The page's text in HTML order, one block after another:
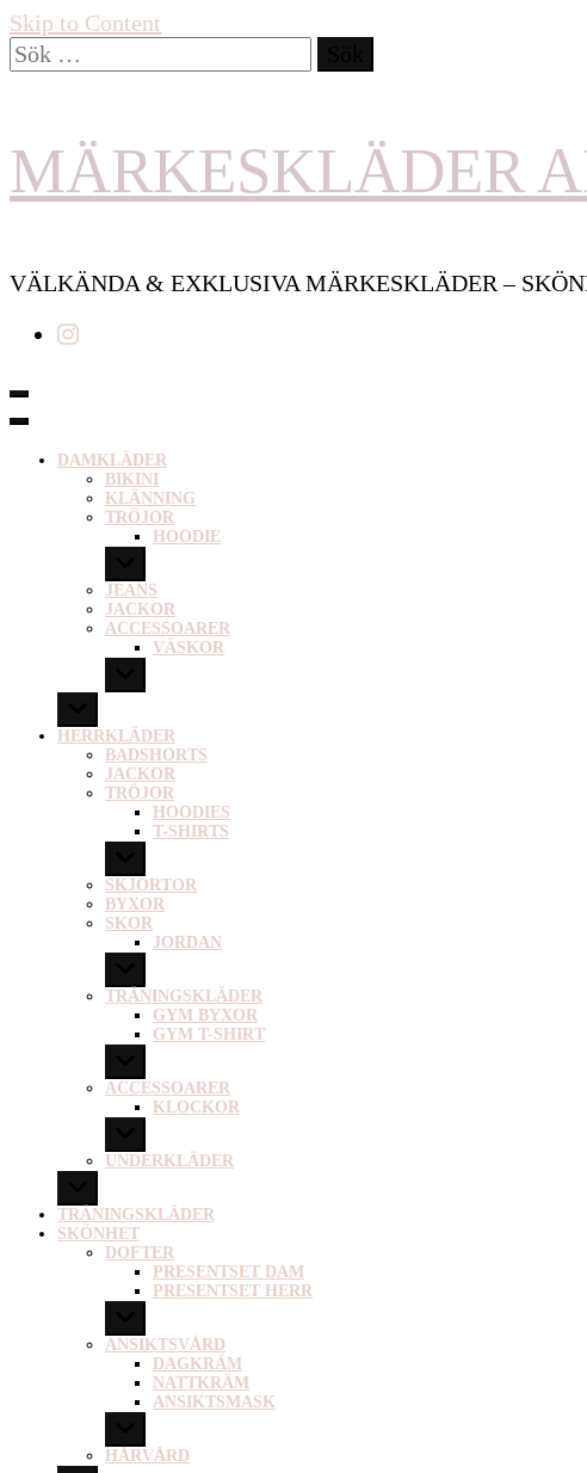
Skip to Content
Sök
efter:
MÄRKESKLÄDER
VÄLKÄNDA & EXKLUSIVA MÄRKESKLÄDER –
DAMKLÄDER
BIKINI
KLÄNNING
TRÖJOR
HOODIE
JEANS
JACKOR
ACCESSOARER
VÄSKOR
HERRKLÄDER
BADSHORTS
JACKOR
TRÖJOR
HOODIES
T-SHIRTS
SKJORTOR
BYXOR
SKOR
JORDAN
TRÄNINGSKLÄDER
GYM BYXOR
GYM T-SHIRT
ACCESSOARER
KLOCKOR
UNDERKLÄDER
TRÄNINGSKLÄDER
SKÖNHET
DOFTER
PRESENTSET DAM
PRESENTSET HERR
ANSIKTSVÅRD
DAGKRÄM
NATTKRÄM
ANSIKTSMASK
HÅRVÅRD